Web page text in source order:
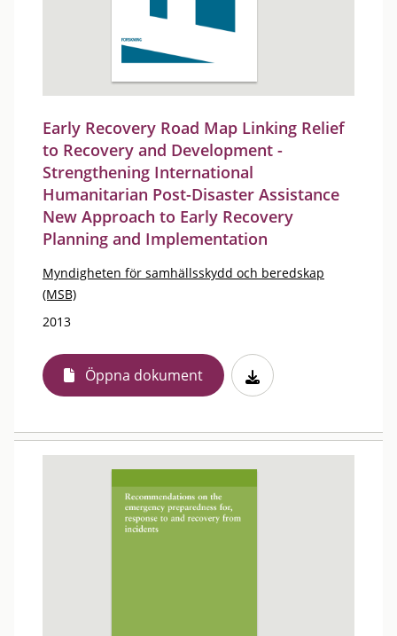
Early Recovery Road Map Linking Relief
to Recovery and Development -
Strengthening International
Humanitarian Post-Disaster Assistance
New Approach to Early Recovery
Planning and Implementation
Myndigheten för samhällsskydd och beredskap
(MSB)
2013
Öppna dokument